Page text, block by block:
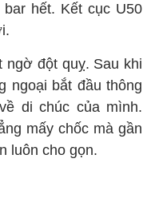
hết. Kết cục U50
ngờ đột quỵ. Sau khi
ngoại bắt đầu thông
di chúc của mình.
mấy chốc mà gần
luôn cho gọn.